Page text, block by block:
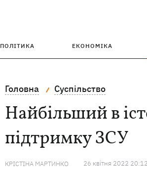
ПОЛІТИКА ЕКОНОМІКА
Головна Суспільство
Найбільший в
підтримку ЗСУ
КРІСТІНА МАРТИНКО 26 квiтня 2022 20:12